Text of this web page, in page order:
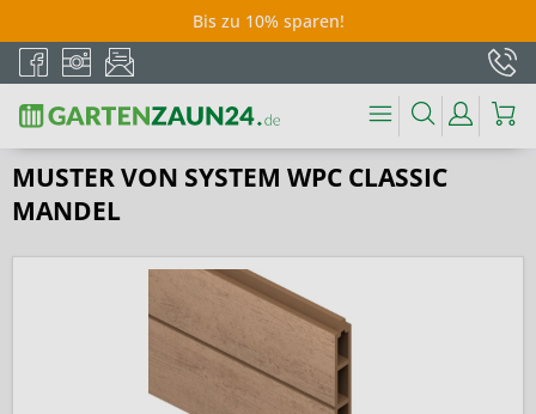
Bis zu 10% sparen!
MUSTER VON SYSTEM WPC CLASSIC
MANDEL